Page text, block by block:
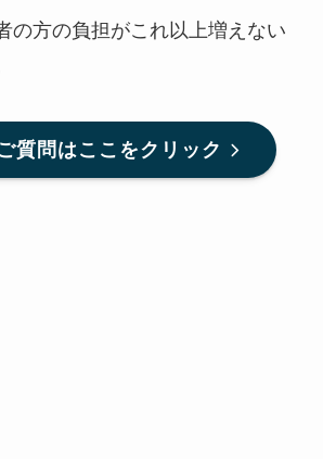
の方の負担がこれ以上増えない
質問はここをクリック